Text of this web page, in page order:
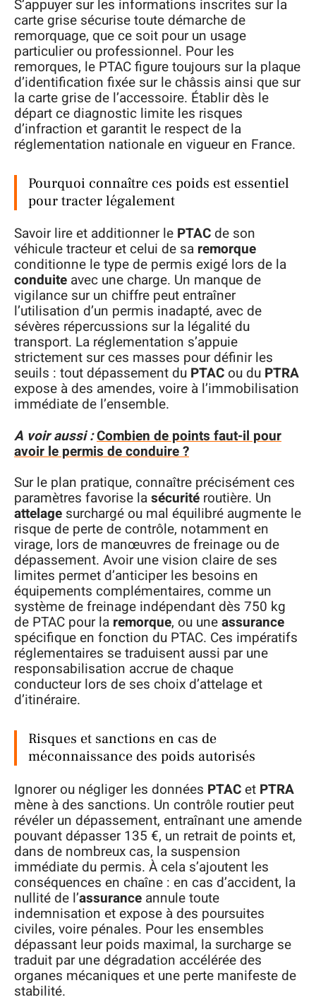
S’appuyer sur les informations inscrites sur la
carte grise sécurise toute démarche de
remorquage, que ce soit pour un usage
particulier ou professionnel. Pour les
remorques, le PTAC figure toujours sur la plaque
d’identification fixée sur le châssis ainsi que sur
la carte grise de l’accessoire. Établir dès le
départ ce diagnostic limite les risques
d’infraction et garantit le respect de la
réglementation nationale en vigueur en France.
Pourquoi connaître ces poids est essentiel
pour tracter légalement
Savoir lire et additionner le PTAC de son
véhicule tracteur et celui de sa remorque
conditionne le type de permis exigé lors de la
conduite avec une charge. Un manque de
vigilance sur un chiffre peut entraîner
l’utilisation d’un permis inadapté, avec de
sévères répercussions sur la légalité du
transport. La réglementation s’appuie
strictement sur ces masses pour définir les
seuils : tout dépassement du PTAC ou du PTRA
expose à des amendes, voire à l’immobilisation
immédiate de l’ensemble.
A voir aussi :Combien de points faut-il pour
avoir le permis de conduire ?
Sur le plan pratique, connaître précisément ces
paramètres favorise lasécurité routière. Un
attelage surchargé ou mal équilibré augmente le
risque de perte de contrôle, notamment en
virage, lors de manœuvres de freinage ou de
dépassement. Avoir une vision claire de ses
limites permet d’anticiper les besoins en
équipements complémentaires, comme un
système de freinage indépendant dès 750 kg
de PTAC pour la remorque, ou uneassurance
spécifique en fonction du PTAC. Ces impératifs
réglementaires se traduisent aussi par une
responsabilisation accrue de chaque
conducteur lors de ses choix d’attelage et
d’itinéraire.
Risques et sanctions en cas de
méconnaissance des poids autorisés
Ignorer ou négliger les données PTACet PTRA
mène à des sanctions. Un contrôle routier peut
révéler un dépassement, entraînant une amende
pouvant dépasser 135 €, un retrait de points et,
dans de nombreux cas, la suspension
immédiate du permis. À cela s’ajoutent les
conséquences en chaîne : en cas d’accident, la
nullité de l’assurance annule toute
indemnisation et expose à des poursuites
civiles, voire pénales. Pour les ensembles
dépassant leur poids maximal, la surcharge se
traduit par une dégradation accélérée des
organes mécaniques et une perte manifeste de
stabilité.